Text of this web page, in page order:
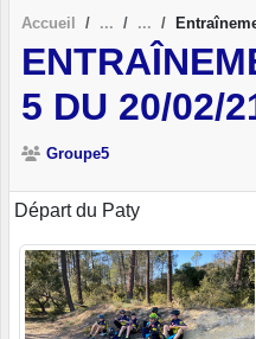
Accueil
5 DU 20/02/
Groupe5
Départ du Paty